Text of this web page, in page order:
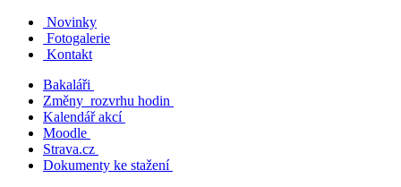
Novinky
Fotogalerie
Kontakt
Bakaláři
Změny rozvrhu hodin
Kalendář akcí
Moodle
Strava.cz
Dokumenty ke stažení